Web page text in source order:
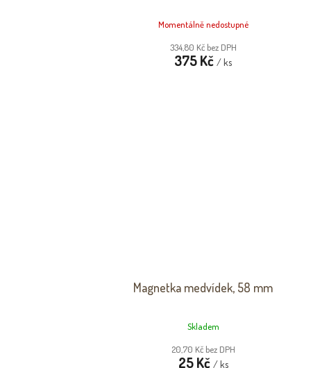
Momentálně nedostupné
334,80 Kč bez DPH
375 Kč/ ks
Magnetka medvídek, 58 mm
Skladem
20,70 Kč bez DPH
25 Kč / ks